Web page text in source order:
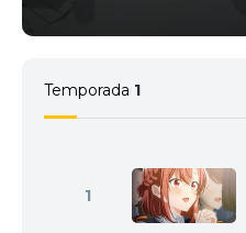
Temporada 1
1